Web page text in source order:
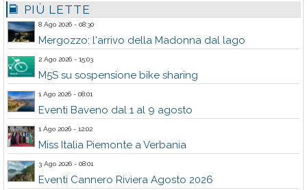
PIÙ LETTE
8 Ago 2026 - 08:30
Mergozzo: l'arrivo della Madonna dal lago
2 Ago 2026 - 15:03
M5S su sospensione bike sharing
1 Ago 2026 - 08:01
Eventi Baveno dal 1 al 9 agosto
1 Ago 2026 - 12:02
Miss Italia Piemonte a Verbania
3 Ago 2026 - 08:01
Eventi Cannero Riviera Agosto 2026